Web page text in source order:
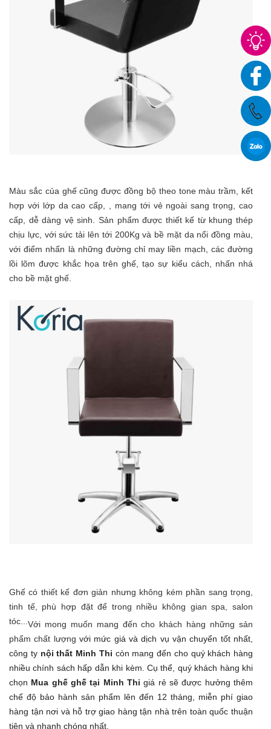
Màu sắc của ghế cũng được đồng bộ theo tone màu trầm, kết
hợp với lớp da cao cấp, , mang tới vẻ ngoài sang trọng, cao
cấp, dễ dàng vệ sinh. Sản phẩm được thiết kế từ khung thép
chịu lực, với sức tải lên tới 200Kg và bề mặt da nổi đồng màu,
với điểm nhấn là những đường chỉ may liền mạch, các đường
lồi lõm được khắc họa trên ghế, tạo sự kiểu cách, nhấn nhá
cho bề mặt ghế.
Ghế có thiết kế đơn giản nhưng không kém phần sang trọng,
tinh tế, phù hợp đặt để trong nhiều không gian spa, salon
tóc... Với mong muốn mang đến cho khách hàng những sản
phẩm chất lượng với mức giá và dịch vụ vận chuyển tốt nhất,
công ty nội thất Minh Thi còn mang đến cho quý khách hàng
nhiều chính sách hấp dẫn khi kèm. Cụ thể, quý khách hàng khi
chọn Mua ghế ghế tại Minh Thigiá rẻ sẽ được hưởng thêm
chế độ bảo hành sản phẩm lên đến 12 tháng, miễn phí giao
hàng tận nơi và hỗ trợ giao hàng tận nhà trên toàn quốc thuận
tiện và nhanh chóng nhất.